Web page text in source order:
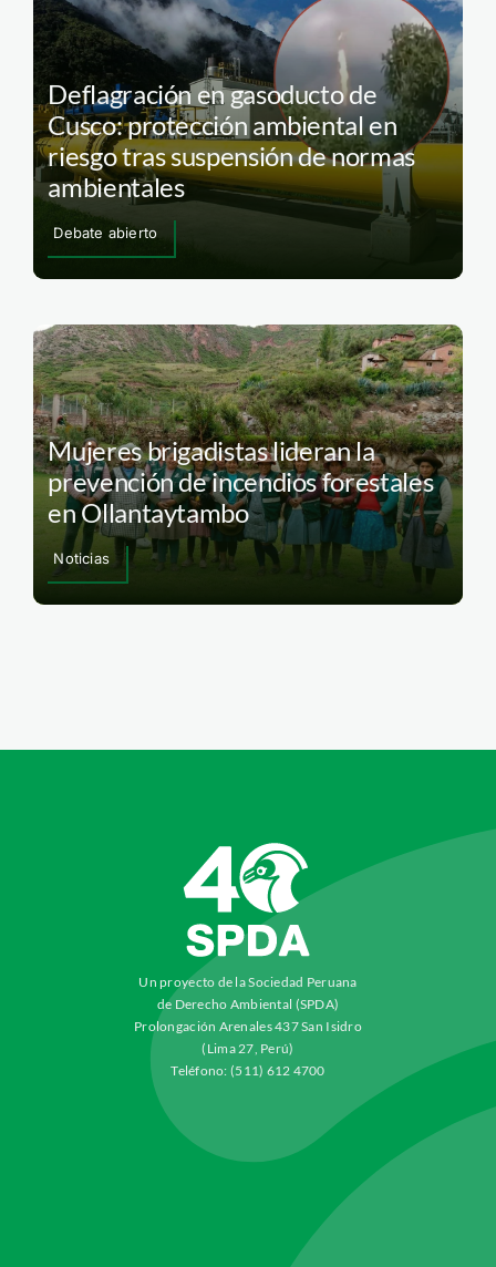
Deflagración en gasoducto de
Cusco: protección ambiental en
riesgo tras suspensión de normas
ambientales
Debate abierto
Mujeres brigadistas lideran la
prevención de incendios forestales
en Ollantaytambo
Noticias
Un proyecto de la Sociedad Peruana
de Derecho Ambiental (SPDA)
Prolongación Arenales 437 San Isidro
(Lima 27, Perú)
Teléfono: (511) 612 4700